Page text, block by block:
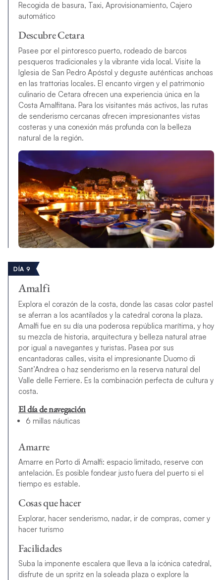
Recogida de basura, Taxi, Aprovisionamiento, Cajero
automático
Descubre Cetara
Pasee por el pintoresco puerto, rodeado de barcos
pesqueros tradicionales y la vibrante vida local. Visite la
Iglesia de San Pedro Apóstol y deguste auténticas anchoas
en las trattorias locales. El encanto virgen y el patrimonio
culinario de Cetara ofrecen una experiencia única en la
Costa Amalfitana. Para los visitantes más activos, las rutas
de senderismo cercanas ofrecen impresionantes vistas
costeras y una conexión más profunda con la belleza
natural de la región.
DÍA 9
Amalfi
Explora el corazón de la costa, donde las casas color pastel
se aferran a los acantilados y la catedral corona la plaza.
Amalfi fue en su día una poderosa república marítima, y ​​hoy
su mezcla de historia, arquitectura y belleza natural atrae
por igual a navegantes y turistas. Pasea por sus
encantadoras calles, visita el impresionante Duomo di
Sant’Andrea o haz senderismo en la reserva natural del
Valle delle Ferriere. Es la combinación perfecta de cultura y
costa.
El día de navegación
6 millas náuticas
Amarre
Amarre en Porto di Amalfi: espacio limitado, reserve con
antelación. Es posible fondear justo fuera del puerto si el
tiempo es estable.
Cosas que hacer
Explorar, hacer senderismo, nadar, ir de compras, comer y
hacer turismo
Facilidades
Suba la imponente escalera que lleva a la icónica catedral,
disfrute de un spritz en la soleada plaza o explore la